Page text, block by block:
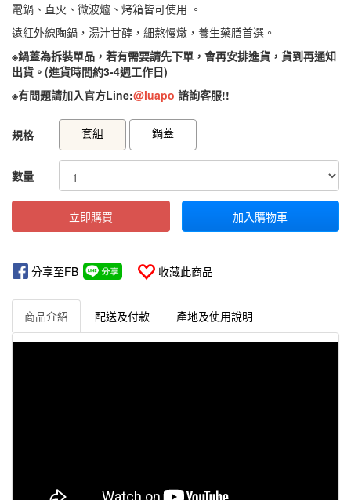
電鍋、直火、微波爐、烤箱皆可使用 。
遠紅外線陶鍋，湯汁甘醇，細熬慢燉，養生藥膳首選。
※鍋蓋為拆裝單品，若有需要請先下單，會再安排進貨，貨到再通知
出貨。(進貨時間約3-4週工作日)
※有問題請加入官方Line:@luapo 諮詢客服!!
GOODS000000000000000001264
規格 套組 鍋蓋
數量
立即購買 加入購物車
分享至FB 收藏此商品
商品介紹 配送及付款 產地及使用說明